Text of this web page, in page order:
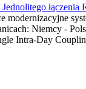
modernizacyjne
Niemcy -
Intra-Day